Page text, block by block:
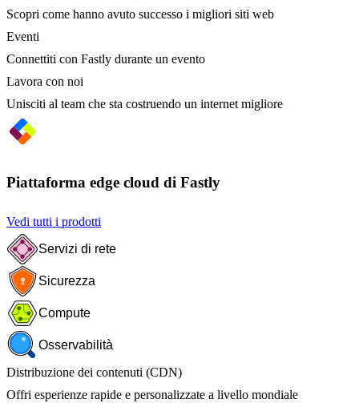
Scopri come hanno avuto successo i migliori siti web
Eventi
Connettiti con Fastly durante un evento
Lavora con noi
Unisciti al team che sta costruendo un internet migliore
Piattaforma edge cloud di Fastly
Vedi tutti i prodotti
Servizi di rete
Sicurezza
Compute
Osservabilità
Distribuzione dei contenuti (CDN)
Offri esperienze rapide e personalizzate a livello mondiale